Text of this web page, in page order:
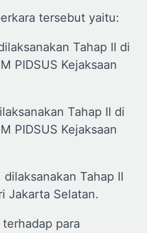
tersebut yaitu:
Tahap II di
PIDSUS Kejaksaan
Tahap II di
PIDSUS Kejaksaan
Tahap II
Jakarta Selatan.
para